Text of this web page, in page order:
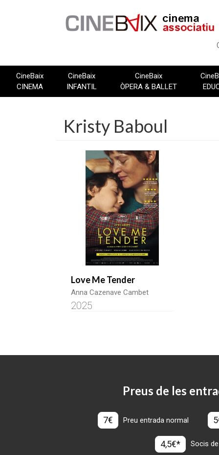
CineBaix
CINEMA
CineBaix
INFANTIL
CineBaix
ÒPERA & BALLET
Kristy Baboul
Love Me Tender
Anna Cazenave Cambet
2025
Preus de les
7€ Preu entrada normal
4,5€* Socis